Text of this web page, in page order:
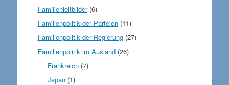
Familienleitbilder(6)
Familienpolitik der Parteien(11)
Familienpolitik der Regierung(27)
Familienpolitik im Ausland(26)
Frankreich (7)
Japan (1)